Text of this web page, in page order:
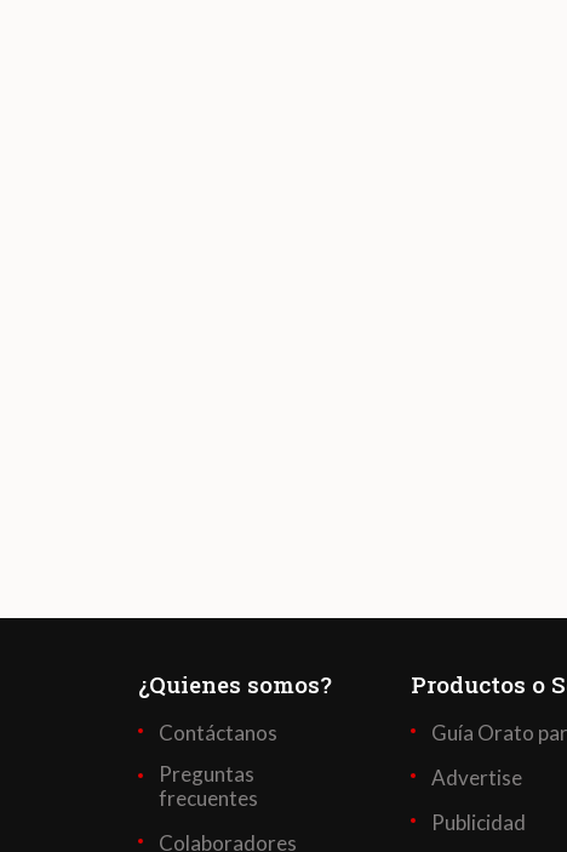
¿Quienes somos?
Contáctanos
Preguntas
frecuentes
Colaboradores
Productos o
Guía Orato
Advertise
Publicidad